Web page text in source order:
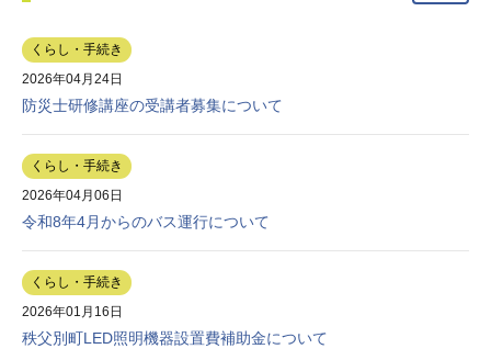
くらし・手続き
2026年04月24日
防災士研修講座の受講者募集について
くらし・手続き
2026年04月06日
令和8年4月からのバス運行について
くらし・手続き
2026年01月16日
秩父別町LED照明機器設置費補助金について